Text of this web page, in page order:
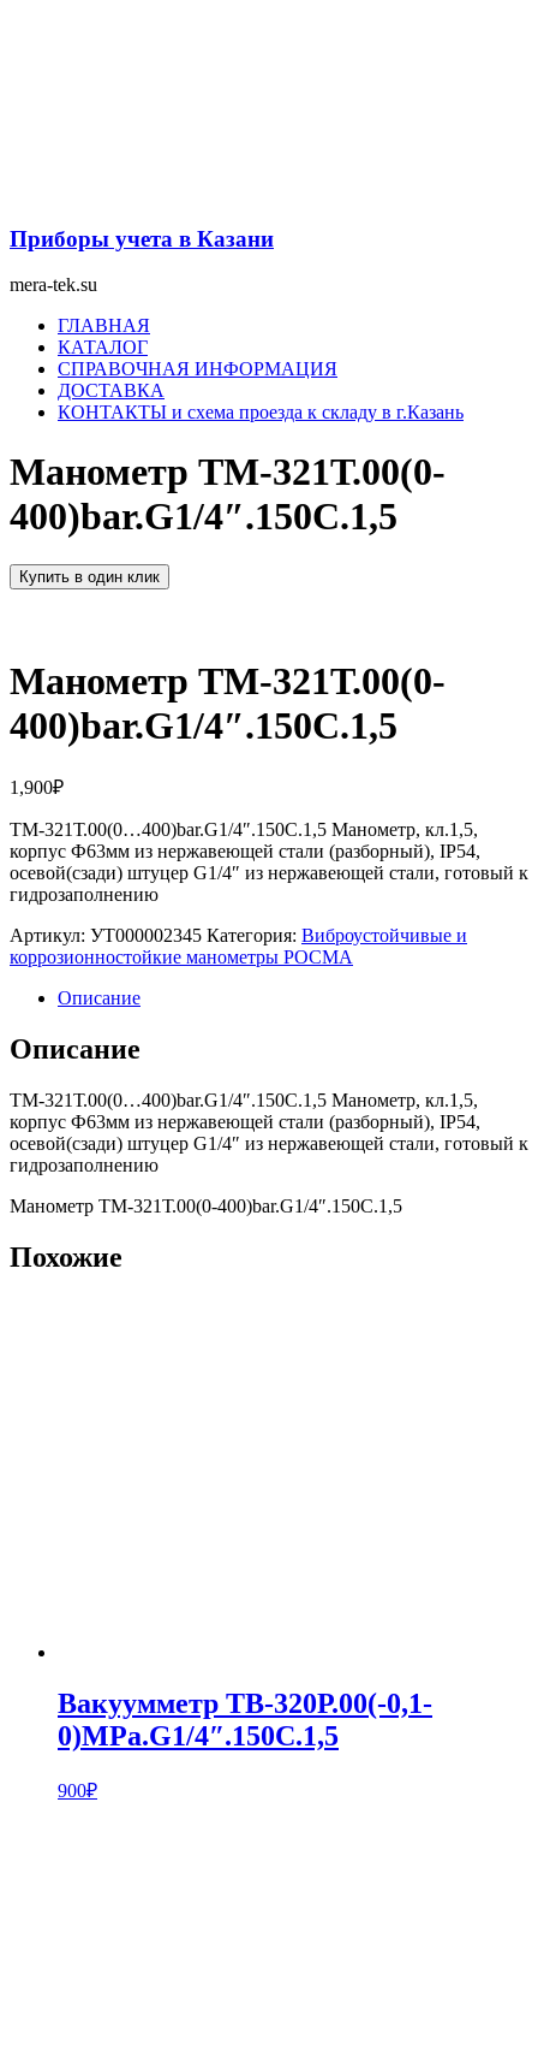
Приборы учета в Казани
mera-tek.su
МенюГЛАВНАЯ
КАТАЛОГ
СПРАВОЧНАЯ ИНФОРМАЦИЯ
ДОСТАВКА
КОНТАКТЫ и схема проезда к складу в г.Казань
Манометр ТМ-321Т.00(0-
400)bar.G1/4″.150С.1,5
Купить в один клик
Манометр ТМ-321Т.00(0-
400)bar.G1/4″.150С.1,5
1,900₽
ТМ-321Т.00(0…400)bar.G1/4″.150С.1,5 Манометр, кл.1,5,
корпус Ф63мм из нержавеющей стали (разборный), IP54,
осевой(сзади) штуцер G1/4″ из нержавеющей стали, готовый к
гидрозаполнению
Артикул: УТ000002345 Категория: Виброустойчивые и
коррозионностойкие манометры РОСМА
Описание
Описание
ТМ-321Т.00(0…400)bar.G1/4″.150С.1,5 Манометр, кл.1,5,
корпус Ф63мм из нержавеющей стали (разборный), IP54,
осевой(сзади) штуцер G1/4″ из нержавеющей стали, готовый к
гидрозаполнению
Манометр ТМ-321Т.00(0-400)bar.G1/4″.150С.1,5
Похожие
Вакуумметр ТВ-320Р.00(-0,1-
0)MPa.G1/4″.150С.1,5
900₽